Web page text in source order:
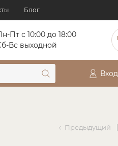
Блог
Пт с 10:00 до 18:00
Вс выходной
Вход
Предыдущий